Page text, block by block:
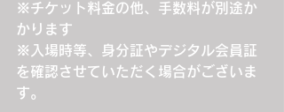
※チケット料金の他、手数料が別途か
かります
※入場時等、身分証やデジタル会員証
を確認させていただく場合がございま
す。